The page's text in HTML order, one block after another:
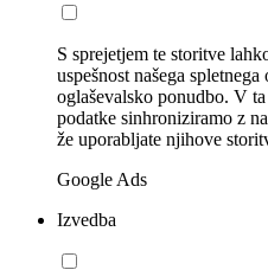
S sprejetjem te storitve
uspešnost našega
oglaševalsko ponudbo. V
podatke sinhroniziramo z
že uporabljate njihove
Google Ads
Izvedba